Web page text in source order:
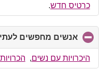
כרטיס חדש.
אנשים מחפשים
היכרויות עם נשים,